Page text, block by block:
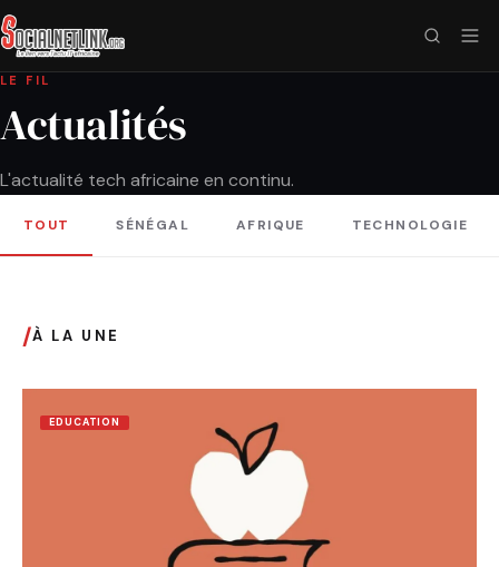
LE FIL
Actualités
L'actualité tech africaine en continu.
TOUT SÉNÉGAL AFRIQUE TECHNOLOGIE
/À LA UNE
EDUCATION